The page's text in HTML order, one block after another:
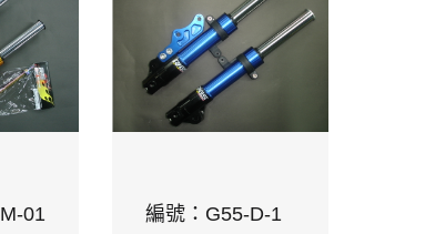
01 編號：G55-D-1